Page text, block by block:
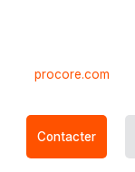
procore.com
Contacter